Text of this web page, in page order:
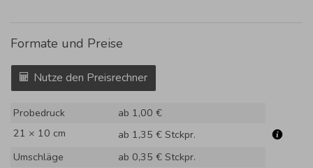
Formate und Preise
Nutze den Preisrechner
Probedruck
ab 1,00 €
21 × 10 cm
ab 1,35 € Stckpr.
Umschläge
ab 0,35 € Stckpr.